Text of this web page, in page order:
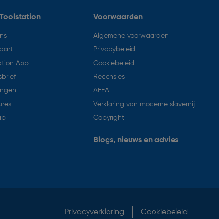
App
Voorwaarden
Algemene voorwaarden
Privacybeleid
Cookiebeleid
Recensies
AEEA
Verklaring van moderne slavernij
Copyright
Blogs, nieuws en advies
Privacyverklaring Cookiebeleid